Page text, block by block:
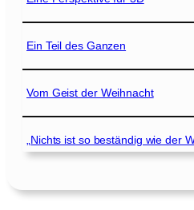
Ein Teil des Ganzen
Vom Geist der Weihnacht
„Nichts ist so beständig wie der